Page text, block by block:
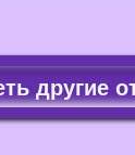
другие